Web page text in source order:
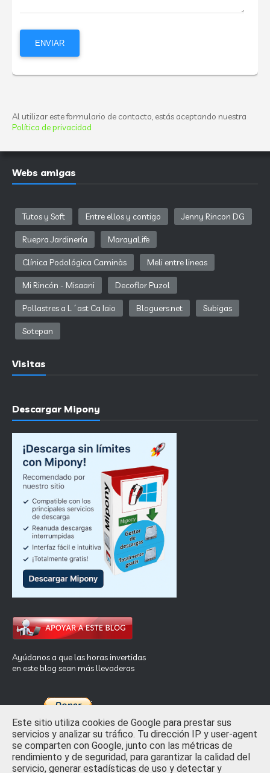
Al utilizar este formulario de contacto, estás aceptando nuestra
Política de privacidad
Webs amigas
Tutos y Soft Entre ellos y contigo Jenny Rincon DG
Ruepra Jardinería MarayaLife
Clínica Podológica Caminàs Meli entre lineas
Mi Rincón - Misaani Decoflor Puzol
Pollastres a L´ast Ca Iaio Bloguers.net Subigas
Sotepan
Visitas
Descargar Mipony
Ayúdanos a que las horas invertidas
en este blog sean más llevaderas
Inicio Privacidad y Ley de Cookies Contactar
Este sitio utiliza cookies de Google para prestar sus
servicios y analizar su tráfico. Tu dirección IP y user-agent
se comparten con Google, junto con las métricas de
rendimiento y de seguridad, para garantizar la calidad del
servicio, generar estadísticas de uso y detectar y